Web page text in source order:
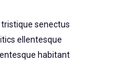
senectus
ellentesque
habitant